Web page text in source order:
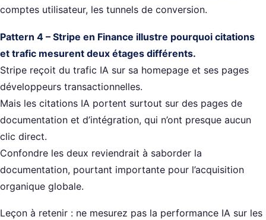
comptes utilisateur, les tunnels de conversion.
Pattern 4 – Stripe en Finance illustre pourquoi citations
et trafic mesurent deux étages différents.
Stripe reçoit du trafic IA sur sa homepage et ses pages
développeurs transactionnelles.
Mais les citations IA portent surtout sur des pages de
documentation et d’intégration, qui n’ont presque aucun
clic direct.
Confondre les deux reviendrait à saborder la
documentation, pourtant importante pour l’acquisition
organique globale.
Leçon à retenir : ne mesurez pas la performance IA sur les